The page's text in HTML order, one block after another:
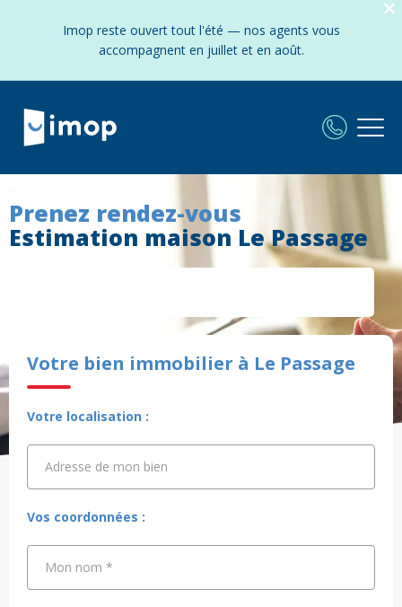
Imop reste ouvert tout l'été — nos agents vous
accompagnent en juillet et en août.
Prenez rendez-vous
Estimation maison Le Passage
Votre bien immobilier à Le Passage
Votre localisation :
Adresse de mon bien
Adresse de mon bien
Vos coordonnées :
Mon nom *